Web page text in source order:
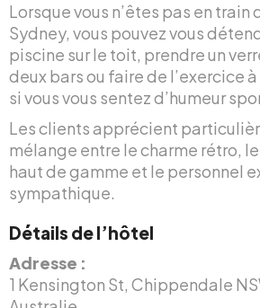
Lorsque vous n’êtes pas en train
Sydney, vous pouvez vous
piscine sur le toit, prendre un
deux bars ou faire de l’exercice
si vous vous sentez d’humeur
Les clients apprécient
mélange entre le charme rétro,
haut de gamme et le personnel
sympathique.
Détails de l’hôtel
Adresse :
1 Kensington St, Chippendale